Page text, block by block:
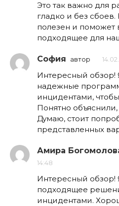
Это так важно для
гладко и без
полезен и поможет
подходящее для
София автор
Интересный обзор!
надежные
инцидентами,
Понятно
Думаю, стоит
представленных
Амира
14:48
Интересный обзор!
подходящее
инцидентами.